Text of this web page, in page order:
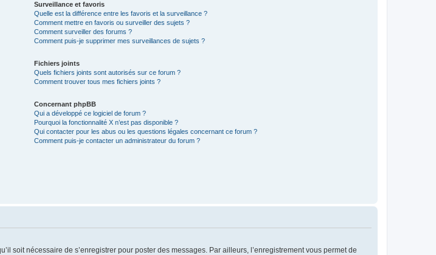
Surveillance et favoris
Quelle est la différence entre les favoris et la surveillance ?
Comment mettre en favoris ou surveiller des sujets ?
Comment surveiller des forums ?
Comment puis-je supprimer mes surveillances de sujets ?
Fichiers joints
Quels fichiers joints sont autorisés sur ce forum ?
Comment trouver tous mes fichiers joints ?
Concernant phpBB
Qui a développé ce logiciel de forum ?
Pourquoi la fonctionnalité X n’est pas disponible ?
Qui contacter pour les abus ou les questions légales concernant ce forum ?
Comment puis-je contacter un administrateur du forum ?
soit nécessaire de s’enregistrer pour poster des messages. Par ailleurs, l’enregistrement vous permet de